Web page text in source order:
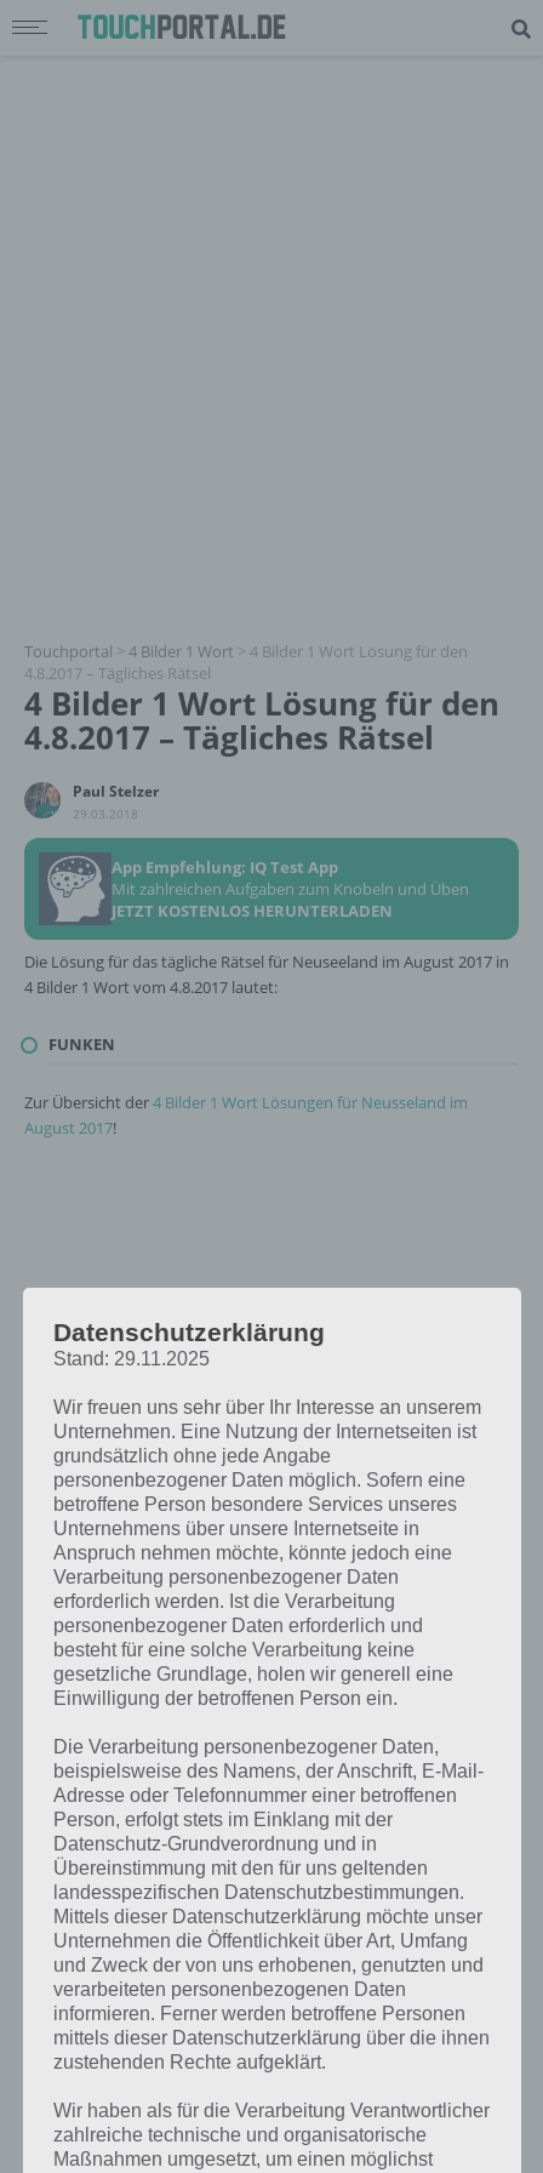
Touchportal > 4 Bilder 1 Wort > 4 Bilder 1 Wort Lösung für den
4.8.2017 – Tägliches Rätsel
4 Bilder 1 Wort Lösung für den
4.8.2017 – Tägliches Rätsel
Paul Stelzer
29.03.2018
App Empfehlung: IQ Test App
Mit zahlreichen Aufgaben zum Knobeln und Üben
JETZT KOSTENLOS HERUNTERLADEN
Die Lösung für das tägliche Rätsel für Neuseeland im August 2017 in
4 Bilder 1 Wort vom 4.8.2017 lautet:
FUNKEN
Zur Übersicht der4 Bilder 1 Wort Lösungen für Neusseland im
August 2017!
Kurze Begriffserklärung zur Lösung
Funken
Funken ist die Lösung für das tägliche Rätsel am 4.8.2017 in 4 Bilder 1
Wort, doch welche Bedeutung hat dieses eigentlich? Funken hat
verschiedene Bedeutungen, doch das schwierige in 4 Bilder 1 Wort
war natürlich, dass Funken nur schwer auf einem Bild dargestellt
werden kann.
Zunächst einmal allgemein, was wir im deutschsprachigen Raum
unter Funken verstehen. Es ist zum einen die Technik “Funken”,
wobei durch Funk eine Nachricht übermittelt wird. Wenn also
modulierter elektromagnetischer Wellen im Radiofrequenzbereich
drahtlos übertragen. Dabei gibt es sehr viele unterschiedliche
Trägerfrequenzen, die sich gegenseitig nicht beeinflussen und keine
Datenschutzerklärung
Stand: 29.11.2025
Wir freuen uns sehr über Ihr Interesse an unserem
Unternehmen. Eine Nutzung der Internetseiten ist
grundsätzlich ohne jede Angabe
personenbezogener Daten möglich. Sofern eine
betroffene Person besondere Services unseres
Unternehmens über unsere Internetseite in
Anspruch nehmen möchte, könnte jedoch eine
Verarbeitung personenbezogener Daten
erforderlich werden. Ist die Verarbeitung
personenbezogener Daten erforderlich und
besteht für eine solche Verarbeitung keine
gesetzliche Grundlage, holen wir generell eine
Einwilligung der betroffenen Person ein.
Die Verarbeitung personenbezogener Daten,
beispielsweise des Namens, der Anschrift, E-Mail-
Adresse oder Telefonnummer einer betroffenen
Person, erfolgt stets im Einklang mit der
Datenschutz-Grundverordnung und in
Übereinstimmung mit den für uns geltenden
landesspezifischen Datenschutzbestimmungen.
Mittels dieser Datenschutzerklärung möchte unser
Unternehmen die Öffentlichkeit über Art, Umfang
und Zweck der von uns erhobenen, genutzten und
verarbeiteten personenbezogenen Daten
informieren. Ferner werden betroffene Personen
mittels dieser Datenschutzerklärung über die ihnen
zustehenden Rechte aufgeklärt.
Wir haben als für die Verarbeitung Verantwortlicher
zahlreiche technische und organisatorische
Maßnahmen umgesetzt, um einen möglichst